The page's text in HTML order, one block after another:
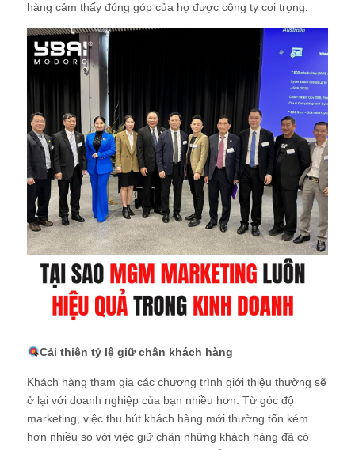
hàng cảm thấy đóng góp của họ được công ty coi trọng.
Cải thiện tỷ lệ giữ chân khách hàng
Khách hàng tham gia các chương trình giới thiệu thường sẽ
ở lại với doanh nghiệp của bạn nhiều hơn. Từ góc độ
marketing, việc thu hút khách hàng mới thường tốn kém
hơn nhiều so với việc giữ chân những khách hàng đã có